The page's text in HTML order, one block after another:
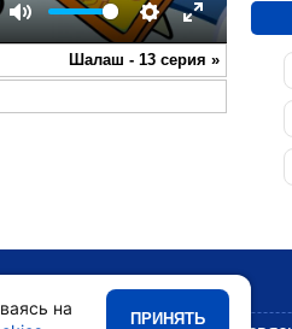
Mute Settings
Enter
fullscreen
Шалаш - 13 серия »
•Мультики
на
ПРИНЯТЬ